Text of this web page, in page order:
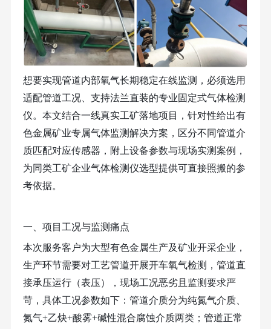
想要实现管道内部氧气长期稳定在线监测，必须选用
适配管道工况、支持法兰直装的专业固定式气体检测
仪。本文结合一线真实工矿落地项目，针对性给出有
色金属矿业专属气体监测解决方案，区分不同管道介
质匹配对应传感器，附上设备参数与现场实测案例，
为同类工矿企业气体检测仪选型提供可直接照搬的参
考依据。
一、项目工况与监测痛点
本次服务客户为大型有色金属生产及矿业开采企业，
生产环节需要对工艺管道开展开车氧气检测，管道直
接承压运行（表压），现场工况恶劣且监测要求严
苛，具体工况参数如下：管道介质分为纯氮气介质、
氮气+乙炔+酸雾+碱性混合腐蚀介质两类；管道正常